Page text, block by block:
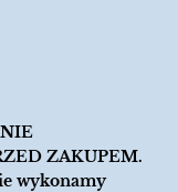
ZAKUPEM.
wykonamy